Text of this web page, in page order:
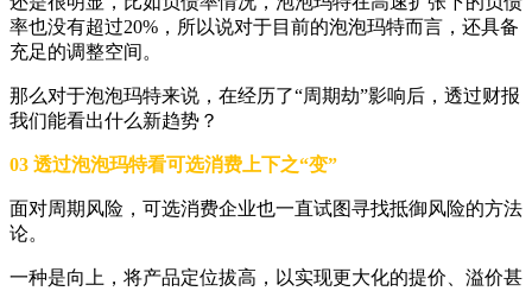
率也没有超过20%，所以说对于目前的泡泡玛特而言，还具备
充足的调整空间。
那么对于泡泡玛特来说，在经历了“周期劫”影响后，透过财报
我们能看出什么新趋势？
03 透过泡泡玛特看可选消费上下之“变”
面对周期风险，可选消费企业也一直试图寻找抵御风险的方法
论。
一种是向上，将产品定位拔高，以实现更大化的提价、溢价甚